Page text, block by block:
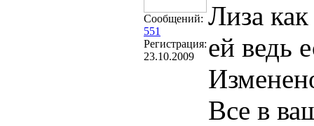
Сообщений:
551
Регистрация:
23.10.2009
Лиза
ей ведь
Все в